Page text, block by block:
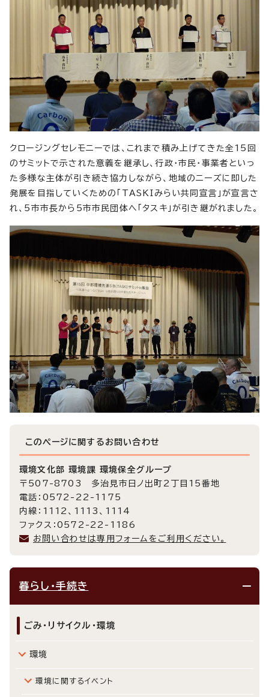
クロージングセレモニーでは、これまで積み上げてきた全15回
のサミットで示された意義を継承し、行政・市民・事業者といっ
た多様な主体が引き続き協力しながら、地域のニーズに即した
発展を目指していくための「TASKIみらい共同宣言」が宣言さ
れ、5市市長から5市市民団体へ「タスキ」が引き継がれました。
このページに関する お問い合わせ
環境文化部 環境課 環境保全グループ
〒507-8703 多治見市日ノ出町2丁目15番地
電話：0572-22-1175
内線：1112、1113、1114
ファクス：0572-22-1186
お問い合わせは専用フォームをご利用ください。
暮らし・手続き
ごみ・リサイクル・環境
環境
環境に関するイベント